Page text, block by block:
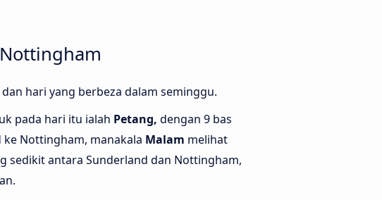
hari yang berbeza dalam seminggu.
pada hari itu ialah Petang, dengan 9 bas
Nottingham, manakala Malam melihat
sedikit antara Sunderland dan Nottingham,